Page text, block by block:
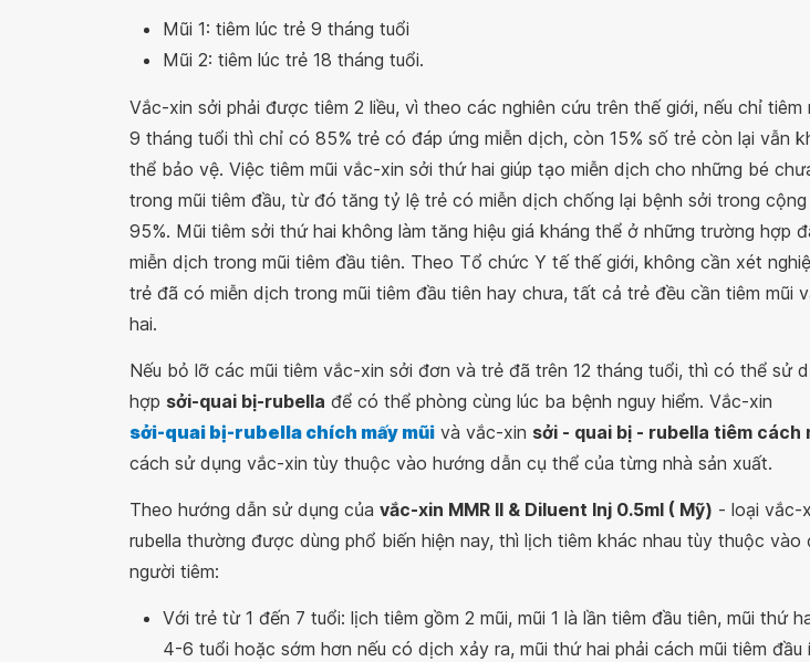
Mũi 1: tiêm lúc trẻ 9 tháng tuổi
Mũi 2: tiêm lúc trẻ 18 tháng tuổi.
Vắc-xin sởi phải được tiêm 2 liều, vì theo các nghiên cứu trên thế giới, nếu chỉ tiêm
9 tháng tuổi thì chỉ có 85% trẻ có đáp ứng miễn dịch, còn 15% số trẻ còn lại vẫn
thể bảo vệ. Việc tiêm mũi vắc-xin sởi thứ hai giúp tạo miễn dịch cho những bé
trong mũi tiêm đầu, từ đó tăng tỷ lệ trẻ có miễn dịch chống lại bệnh sởi trong
95%. Mũi tiêm sởi thứ hai không làm tăng hiệu giá kháng thể ở những trường hợp
miễn dịch trong mũi tiêm đầu tiên. Theo Tổ chức Y tế thế giới, không cần xét
trẻ đã có miễn dịch trong mũi tiêm đầu tiên hay chưa, tất cả trẻ đều cần tiêm mũi
hai.
Nếu bỏ lỡ các mũi tiêm vắc-xin sởi đơn và trẻ đã trên 12 tháng tuổi, thì có thể sử
hợp sởi-quai bị-rubella để có thể phòng cùng lúc ba bệnh nguy hiểm. Vắc-xin
sởi-quai bị-rubella chích mấy mũi và vắc-xin sởi - quai bị - rubella tiêm cách
cách sử dụng vắc-xin tùy thuộc vào hướng dẫn cụ thể của từng nhà sản xuất.
Theo hướng dẫn sử dụng của vắc-xin MMR II & Diluent Inj 0.5ml ( Mỹ) - loại vắc-
rubella thường được dùng phổ biến hiện nay, thì lịch tiêm khác nhau tùy thuộc vào
người tiêm:
Với trẻ từ 1 đến 7 tuổi: lịch tiêm gồm 2 mũi, mũi 1 là lần tiêm đầu tiên, mũi thứ
4-6 tuổi hoặc sớm hơn nếu có dịch xảy ra, mũi thứ hai phải cách mũi tiêm đầu